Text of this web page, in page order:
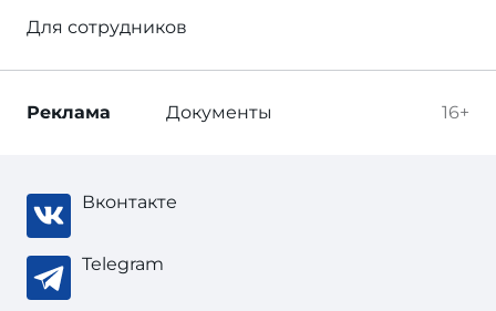
Для сотрудников
16+
Реклама Документы
Вконтакте
Telegram